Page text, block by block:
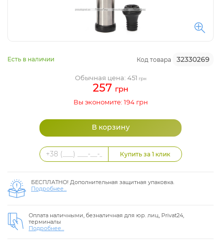
Есть в наличии Код товара 32330269
Обычная цена: 451 грн
257 грн
Вы экономите: 194 грн
БЕСПЛАТНО! Дополнительная защитная упаковка.
Подробнее...
Оплата наличными, безналичная для юр. лиц, Privat24,
терминалы
Подробнее...